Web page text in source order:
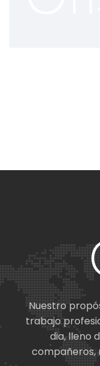
Nuestro
trabajo
dia, lleno
compañeros,